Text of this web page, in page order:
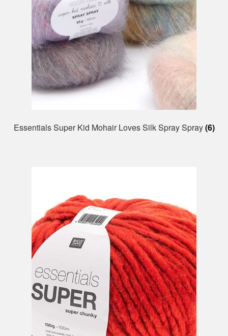
Essentials Super Kid Mohair Loves Silk Spray Spray(6)